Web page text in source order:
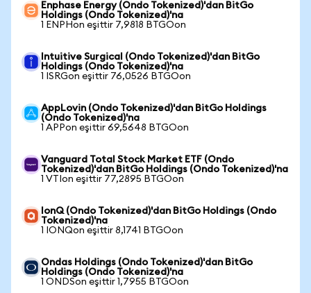
Enphase Energy (Ondo Tokenized)'dan BitGo
Holdings (Ondo Tokenized)'na
1 ENPHon eşittir 7,9818 BTGOon
Intuitive Surgical (Ondo Tokenized)'dan BitGo
Holdings (Ondo Tokenized)'na
1 ISRGon eşittir 76,0526 BTGOon
AppLovin (Ondo Tokenized)'dan BitGo Holdings
(Ondo Tokenized)'na
1 APPon eşittir 69,5648 BTGOon
Vanguard Total Stock Market ETF (Ondo
Tokenized)'dan BitGo Holdings (Ondo Tokenized)'na
1 VTIon eşittir 77,2895 BTGOon
IonQ (Ondo Tokenized)'dan BitGo Holdings (Ondo
Tokenized)'na
1 IONQon eşittir 8,1741 BTGOon
Ondas Holdings (Ondo Tokenized)'dan BitGo
Holdings (Ondo Tokenized)'na
1 ONDSon eşittir 1,7955 BTGOon